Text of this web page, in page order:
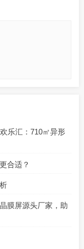
乐汇：710㎡异形
合适？
膜屏源头厂家，助